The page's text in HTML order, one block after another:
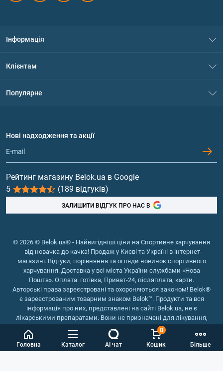
Головна Каталог AI чат Кошик
0
Більше
Інформація
Політика конфіденційності
Обмін та повернення
Клієнтам
Популярне
Протеїн
Гейнери
Вітаміни та мінерали
Риб'ячий жир, жирні кислоти
Нові надходження та акції
Рейтинг магазину Belok.ua в Google
5
(189 відгуків)
ЗАЛИШИТИ ВІДГУК ПРО НАС В
© 2026 © Belok.ua® - Найвигідніші ціни на Спортивне харчування
- від новачка до качка! Продаж у Києві та Україні в інтернет-
магазині. Відгуки, порівняння та огляди новинок спортивного
харчування. Доставка у всі міста України службами «Нова
Пошта». Оплата: готівка, Приват-24, післяплата, карти.
Авторські права зареєстровані та охороняються законом! Belok®
є зареєстрованим товарним знаком Belok™. Продукти та вся
інформація про них, представлені на сайті Belok.ua, не є
лікарськими препаратами. Вони не призначені для лікування,
зняття симптомів та запобігання хворобам.
Інтернет магазин Belok.ua
Інтернет магазин спортивного
харчування